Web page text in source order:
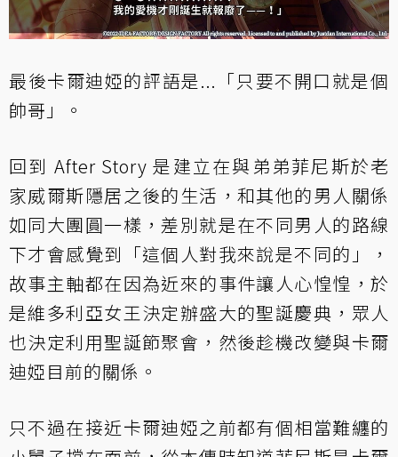
最後卡爾迪婭的評語是...「只要不開口就是個
帥哥」。
回到 After Story 是建立在與弟弟菲尼斯於老
家威爾斯隱居之後的生活，和其他的男人關係
如同大團圓一樣，差別就是在不同男人的路線
下才會感覺到「這個人對我來說是不同的」，
故事主軸都在因為近來的事件讓人心惶惶，於
是維多利亞女王決定辦盛大的聖誕慶典，眾人
也決定利用聖誕節聚會，然後趁機改變與卡爾
迪婭目前的關係。
只不過在接近卡爾迪婭之前都有個相當難纏的